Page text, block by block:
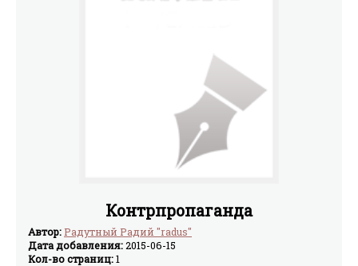
Контрпропаганда
Автор:Радутный Радий "radus"
Дата добавления:2015-06-15
Кол-во страниц:1